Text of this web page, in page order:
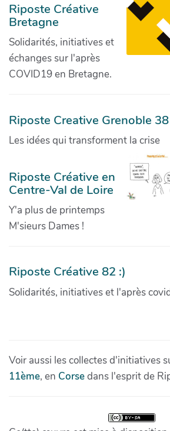
Riposte Créative
Bretagne
Solidarités, initiatives et
échanges sur l'après
COVID19 en Bretagne.
Riposte Creative Grenoble 38
Les idées qui transforment la crise
Riposte Créative en
Centre-Val de Loire
Y'a plus de printemps
M'sieurs Dames !
Riposte Créative 82 :)
Solidarités, initiatives et l'après
Voir aussi les collectes d'initiatives
11ème, en Corsedans l'esprit de